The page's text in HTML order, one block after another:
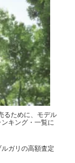
るために、モデル
キング・一覧に
ガリの高額査定